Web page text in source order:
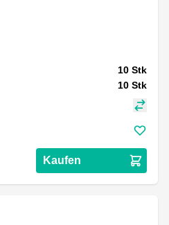
10 Stk
10 Stk
Kaufen